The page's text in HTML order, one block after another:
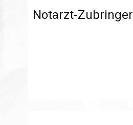
Notarzt-Zubringer